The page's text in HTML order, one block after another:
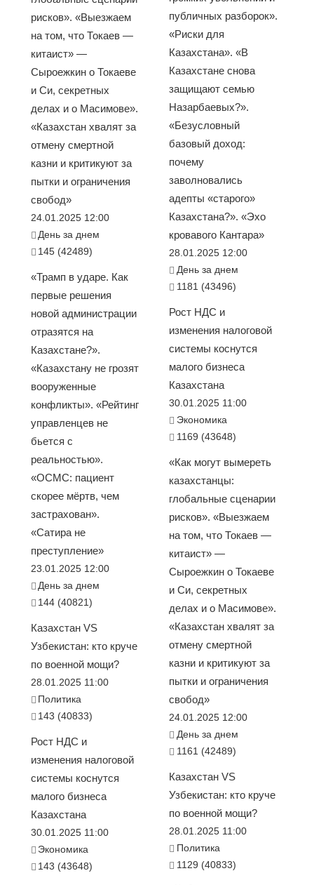
рисков». «Выезжаем
на том, что Токаев —
китаист» —
Сыроежкин о Токаеве
и Си, секретных
делах и о Масимове».
«Казахстан хвалят за
отмену смертной
казни и критикуют за
пытки и ограничения
свобод»
24.01.2025 12:00
День за днем
145 (42489)
«Трамп в ударе. Как
первые решения
новой администрации
отразятся на
Казахстане?».
«Казахстану не грозят
вооруженные
конфликты». «Рейтинг
управленцев не
бьется с
реальностью».
«ОСМС: пациент
скорее мёртв, чем
застрахован».
«Сатира не
преступление»
23.01.2025 12:00
День за днем
144 (40821)
Казахстан VS
Узбекистан: кто круче
по военной мощи?
28.01.2025 11:00
Политика
143 (40833)
Рост НДС и
изменения налоговой
системы коснутся
малого бизнеса
Казахстана
30.01.2025 11:00
Экономика
143 (43648)
публичных разборок».
«Риски для
Казахстана». «В
Казахстане снова
защищают семью
Назарбаевых?».
«Безусловный
базовый доход:
почему
заволновались
адепты «старого»
Казахстана?». «Эхо
кровавого Кантара»
28.01.2025 12:00
День за днем
1181 (43496)
Рост НДС и
изменения налоговой
системы коснутся
малого бизнеса
Казахстана
30.01.2025 11:00
Экономика
1169 (43648)
«Как могут вымереть
казахстанцы:
глобальные сценарии
рисков». «Выезжаем
на том, что Токаев —
китаист» —
Сыроежкин о Токаеве
и Си, секретных
делах и о Масимове».
«Казахстан хвалят за
отмену смертной
казни и критикуют за
пытки и ограничения
свобод»
24.01.2025 12:00
День за днем
1161 (42489)
Казахстан VS
Узбекистан: кто круче
по военной мощи?
28.01.2025 11:00
Политика
1129 (40833)